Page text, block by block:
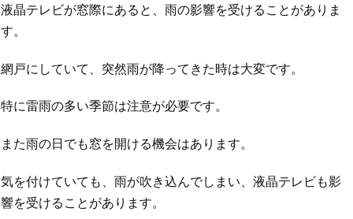
液晶テレビが窓際にあると、雨の影響を受けることがありま
す。
網戸にしていて、突然雨が降ってきた時は大変です。
特に雷雨の多い季節は注意が必要です。
また雨の日でも窓を開ける機会はあります。
気を付けていても、雨が吹き込んでしまい、液晶テレビも影
響を受けることがあります。